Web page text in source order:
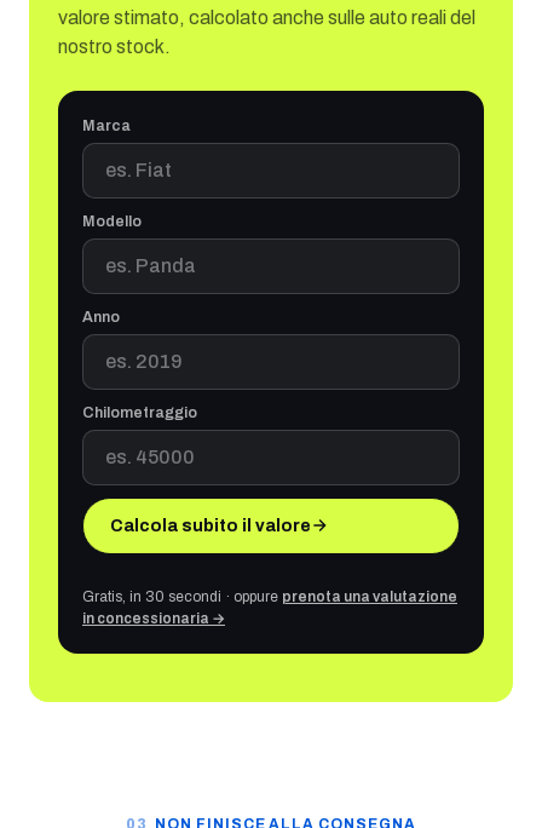
valore stimato, calcolato anche sulle auto reali del
nostro stock.
Marca
Modello
Anno
Chilometraggio
Calcola subito il valore
Gratis, in 30 secondi · oppure prenota una valutazione
in concessionaria →
NON FINISCE ALLA CONSEGNA